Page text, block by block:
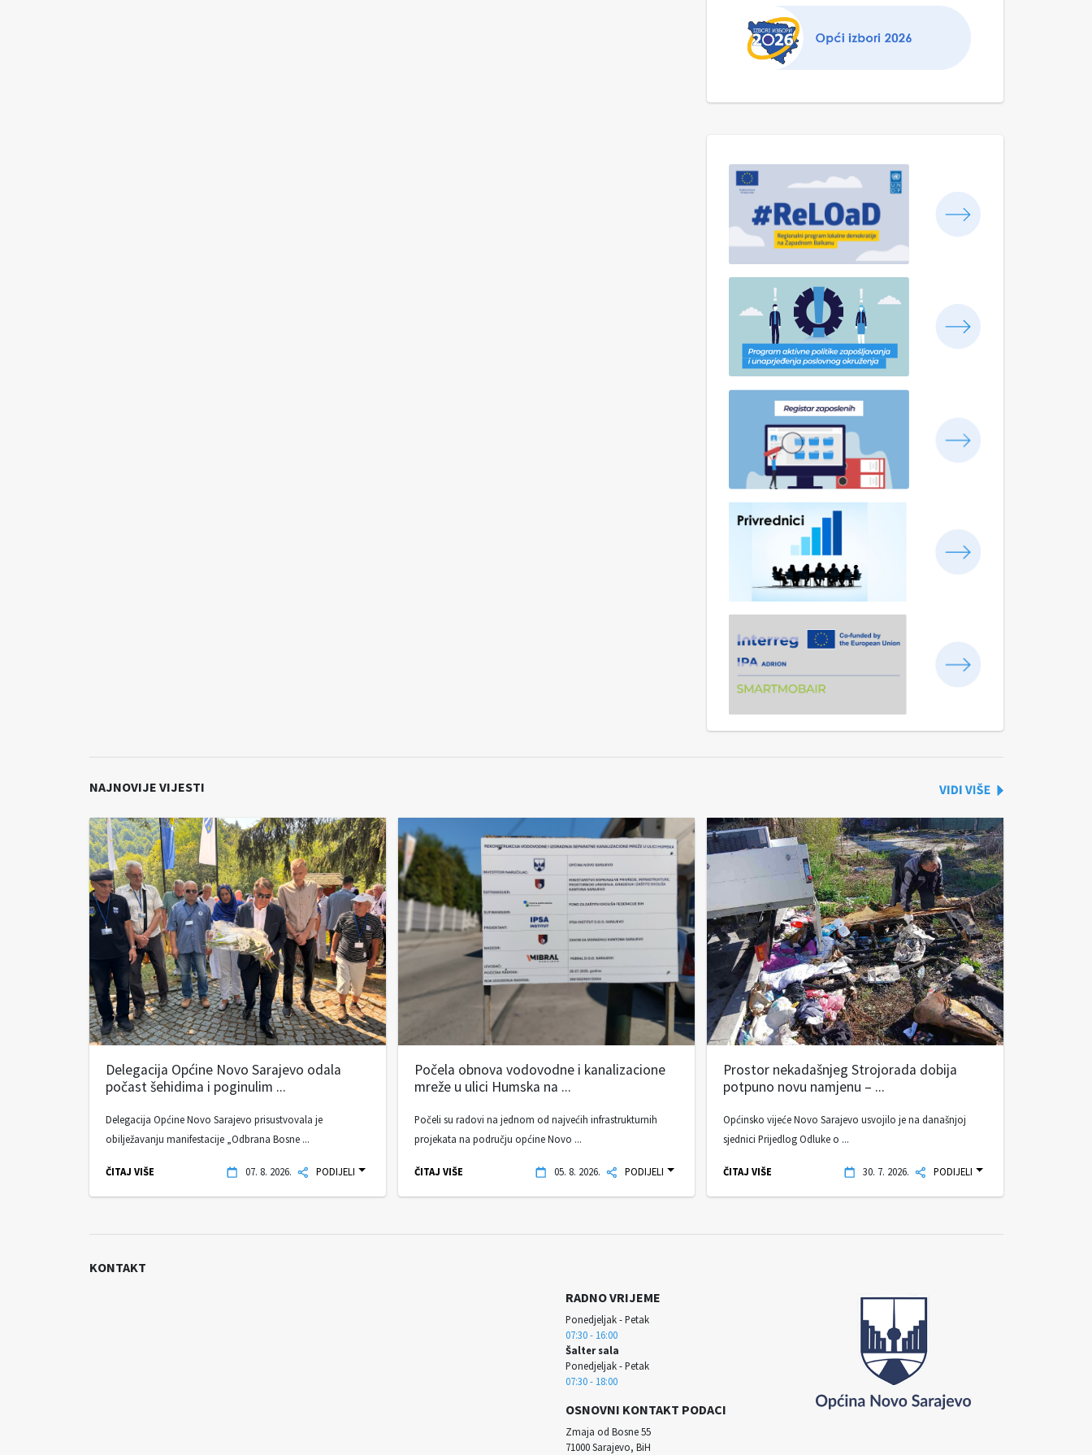
NAJNOVIJE VIJESTI
Delegacija Općine Novo Sarajevo odala
počast šehidima i poginulim ...
Delegacija Općine Novo Sarajevo prisustvovala je
obilježavanju manifestacije „Odbrana Bosne ...
ČITAJ VIŠE 07. 8. 2026. PODIJELI
Počela obnova vodovodne i kanalizacione
mreže u ulici Humska na ...
Počeli su radovi na jednom od najvećih infrastrukturnih
projekata na području općine Novo ...
ČITAJ VIŠE 05. 8. 2026. PODIJELI
Prostor nekadašnjeg Strojorada dobija
potpuno novu namjenu – ...
Općinsko vijeće Novo Sarajevo usvojilo je na današnjoj
sjednici Prijedlog Odluke o ...
ČITAJ VIŠE 30. 7. 2026. PODIJELI
KONTAKT
RADNO VRIJEME
Ponedjeljak - Petak
07:30 - 16:00
Šalter sala
Ponedjeljak - Petak
07:30 - 18:00
OSNOVNI KONTAKT PODACI
Zmaja od Bosne 55
71000 Sarajevo, BiH